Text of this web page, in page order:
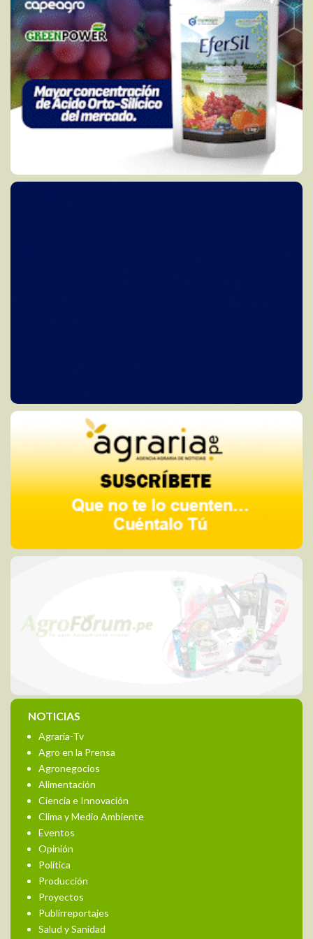
NOTICIAS
Agraria-Tv
Agro en la Prensa
Agronegocios
Alimentación
Ciencia e Innovación
Clima y Medio Ambiente
Eventos
Opinión
Política
Producción
Proyectos
Publirreportajes
Salud y Sanidad